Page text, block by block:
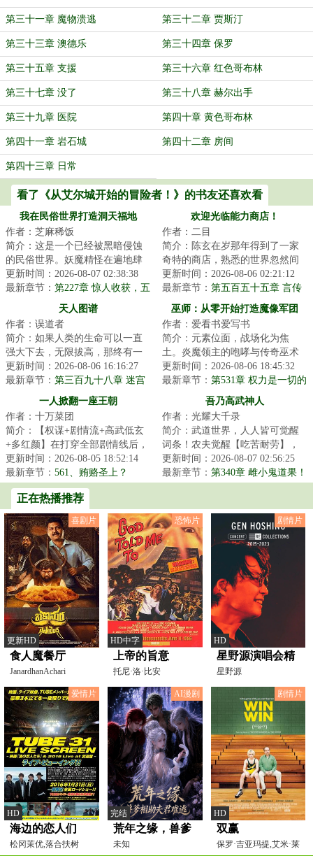
第三十一章 魔物溃逃 第三十二章 贾斯汀
第三十三章 澳德乐 第三十四章 保罗
第三十五章 支援 第三十六章 红色哥布林
第三十七章 没了 第三十八章 赫尔出手
第三十九章 医院 第四十章 黄色哥布林
第四十一章 岩石城 第四十二章 房间
第四十三章 日常
看了《从艾尔城开始的冒险者！》的书友还喜欢看
我在民俗世界打造洞天福地
作者：芝麻稀饭
简介：这是一个已经被黑暗侵蚀
的民俗世界。妖魔精怪在遍地肆
意生长，人族只能在夹缝中艰难
求生。沈易一朝...
更新时间：2026-08-07 02:38:38
最新章节： 第227章 惊人收获，五
方上冥福地！
欢迎光临能力商店！
作者：二目
简介：陈玄在岁那年得到了一家
奇特的商店，熟悉的世界忽然间
变得截然不同……修仙人士，历
史名人，未来叛...
更新时间：2026-08-06 02:21:12
最新章节： 第五百五十五章 言传
身教
天人图谱
作者：误道者
简介：如果人类的生命可以一直
强大下去，无限拔高，那终有一
日能与天相接！...
更新时间：2026-08-06 16:16:27
最新章节： 第三百九十八章 迷宫
巫师：从零开始打造魔像军团
作者：爱看书爱写书
简介：元素位面，战场化为焦
土。炎魔领主的咆哮与传奇巫术
对撞，将山脉破碎，令河流沸
腾。巫师们的防线在...
更新时间：2026-08-06 18:45:32
最新章节： 第531章 权力是一切的
一人掀翻一座王朝
作者：十万菜团
简介：【权谋+剧情流+高武低玄
+多红颜】在打穿全部剧情线后，
李明夷穿越到了游戏《天下潮》
中，成为了刚...
更新时间：2026-08-05 18:52:14
最新章节： 561、贿赂圣上？
吾乃高武神人
作者：光耀大千录
简介：武道世界，人人皆可觉醒
词条！农夫觉醒【吃苦耐劳】，
对于痛苦自适应程度+%富人觉醒
【奴隶主】，对...
更新时间：2026-08-07 02:56:25
最新章节： 第340章 雌小鬼道果！
正在热播推荐
喜剧片
更新HD
食人魔餐厅
JanardhanAchari
恐怖片
HD中字
上帝的旨意
托尼·洛·比安
科,Sylvia,Sidney,Deborah,R
剧情片
HD
星野源演唱会精
选2015-2023
星野源
爱情片
HD
海边的恋人们
松冈茉优,落合扶树
AI漫剧
完结
荒年之缘，兽爹
相助夫君难逃
未知
剧情片
HD
双赢
保罗·吉亚玛提,艾米·莱